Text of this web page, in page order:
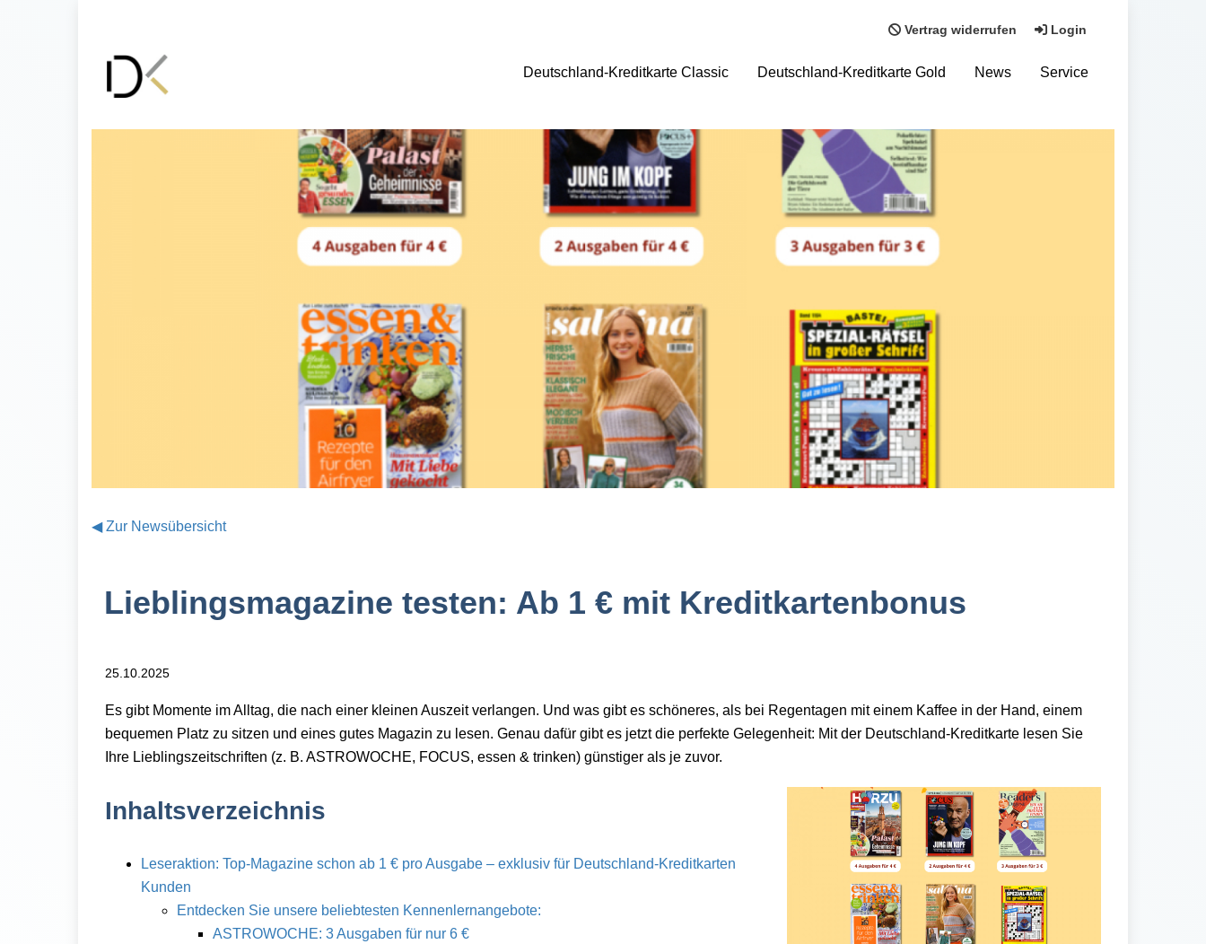
Vertrag widerrufen Login
Deutschland-Kreditkarte Classic Deutschland-Kreditkarte Gold News Service
◀Zur Newsübersicht
Lieblingsmagazine testen: Ab 1 € mit Kreditkartenbonus
25.10.2025
Es gibt Momente im Alltag, die nach einer kleinen Auszeit verlangen. Und was gibt es schöneres, als bei Regentagen mit einem Kaffee in der Hand, einem
bequemen Platz zu sitzen und eines gutes Magazin zu lesen. Genau dafür gibt es jetzt die perfekte Gelegenheit: Mit der Deutschland-Kreditkarte lesen Sie
Ihre Lieblingszeitschriften (z. B. ASTROWOCHE, FOCUS, essen & trinken) günstiger als je zuvor.
Inhaltsverzeichnis
Leseraktion: Top-Magazine schon ab 1 € pro Ausgabe – exklusiv für Deutschland-Kreditkarten
Kunden
Entdecken Sie unsere beliebtesten Kennenlernangebote:
ASTROWOCHE: 3 Ausgaben für nur 6 €